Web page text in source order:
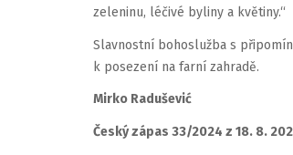
zeleninu, léčivé byliny a květiny.“
Slavnostní bohoslužba s
k posezení na farní zahradě.
Mirko Radušević
Český zápas 33/2024 z 18. 8.